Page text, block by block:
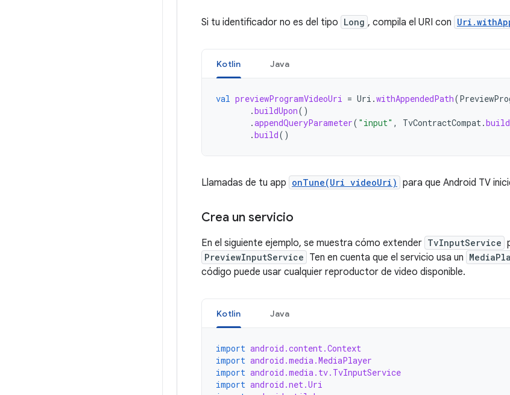
Si tu identificador no es del tipo Long , compila el URI con
Kotlin Java
val previewProgramVideoUri = Uri .withAppendedPath(
.buildUpon()
.appendQueryParameter( "input" , TvContractCompat.
.build()
Llamadas de tu app onTune(Uri videoUri) para que Android TV
Crea un servicio
En el siguiente ejemplo, se muestra cómo extender TvInputService
PreviewInputService Ten en cuenta que el servicio usa un
código puede usar cualquier reproductor de video disponible.
Kotlin Java
import android.content.Context
import android.media.MediaPlayer
import android.media.tv.TvInputService
import android.net.Uri